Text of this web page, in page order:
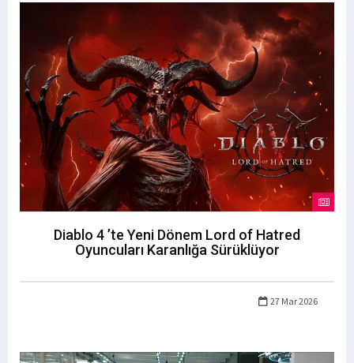
Diablo 4 ’te Yeni Dönem Lord of Hatred
Oyuncuları Karanlığa Sürüklüyor
27 Mar 2026